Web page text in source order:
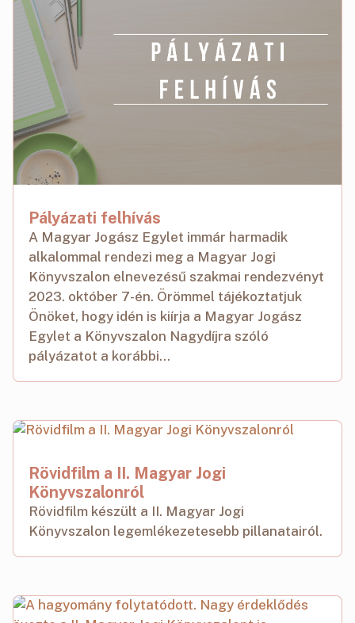
Pályázati felhívás
A Magyar Jogász Egylet immár harmadik
alkalommal rendezi meg a Magyar Jogi
Könyvszalon elnevezésű szakmai rendezvényt
2023. október 7-én. Örömmel tájékoztatjuk
Önöket, hogy idén is kiírja a Magyar Jogász
Egylet a Könyvszalon Nagydíjra szóló
pályázatot a korábbi...
Rövidfilm a II. Magyar Jogi
Könyvszalonról
Rövidfilm készült a II. Magyar Jogi
Könyvszalon legemlékezetesebb pillanatairól.